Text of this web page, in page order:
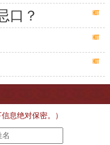
口？
息绝对保密。）